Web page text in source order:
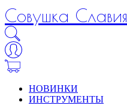
Совушка Славия
НОВИНКИ
ИНСТРУМЕНТЫ